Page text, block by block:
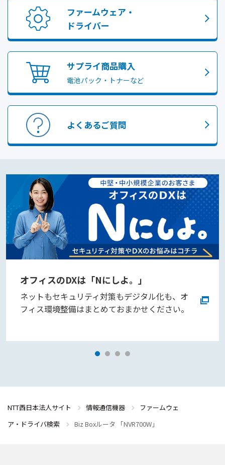
ファームウェア・
ドライバー
サプライ商品購入
電池パック・トナーなど
よくあるご質問
オフィスのDXは「Nにしよ。」
ネットもセキュリティ対策もデジタル化も、オ
フィス環境整備はまとめておまかせください。
NTT西日本法人サイト 情報通信機器
ファームウェ
ア・ドライバ検索
Biz Boxルータ 「NVR700W」